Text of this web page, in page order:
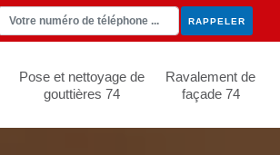
Pose et nettoyage de
gouttières 74
Ravalement de
façade 74